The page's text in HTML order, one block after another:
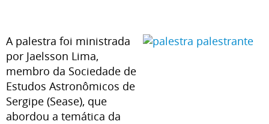
A palestra foi ministrada
por Jaelsson Lima,
membro da Sociedade de
Estudos Astronômicos de
Sergipe (Sease), que
abordou a temática da